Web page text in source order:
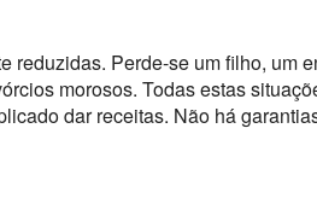
reduzidas. Perde-se um filho, um
morosos. Todas estas
dar receitas. Não há